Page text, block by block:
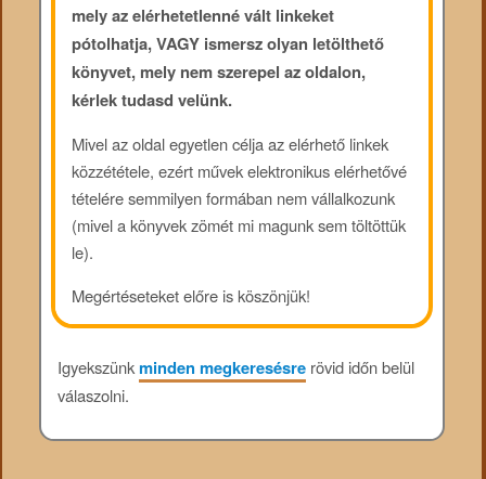
mely az elérhetetlenné vált linkeket
pótolhatja, VAGY ismersz olyan letölthető
könyvet, mely nem szerepel az oldalon,
kérlek tudasd velünk.
Mivel az oldal egyetlen célja az elérhető linkek
közzététele, ezért művek elektronikus elérhetővé
tételére semmilyen formában nem vállalkozunk
(mivel a könyvek zömét mi magunk sem töltöttük
le).
Megértéseteket előre is köszönjük!
Igyekszünkminden megkeresésrerövid időn belül
válaszolni.